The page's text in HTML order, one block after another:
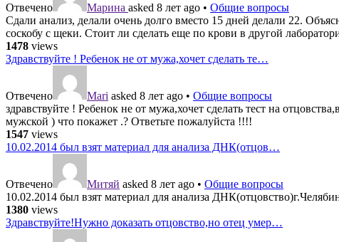
Отвечено Марина asked 8 лет ago • Общие вопросы
Сдали анализ, делали очень долго вместо 15 дней делали 22.
соскобу с щеки. Стоит ли сделать еще по крови в другой
1478 views
Здравствуйте ! Ребенок не от мужа,хочет сделать те…
Отвечено Mari asked 8 лет ago • Общие вопросы
здравствуйте ! Ребенок не от мужа,хочет сделать тест на
мужской ) что покажет .? Ответьте пожалуйста !!!!
1547 views
10.02.2014 был взят материал для анализа ДНК(отцов…
Отвечено Митяй asked 8 лет ago • Общие вопросы
10.02.2014 был взят материал для анализа
1380 views
Здравствуйте!Нужно доказать отцовство,но отец умер…